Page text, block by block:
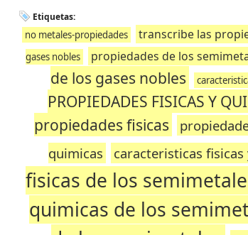
Etiquetas:
no metales-propiedades transcribe las
gases nobles
propiedades de los
de los gases nobles
PROPIEDADES FISICAS Y
propiedades fisicas
quimicas
caracteristicas
fisicas de los
quimicas de los